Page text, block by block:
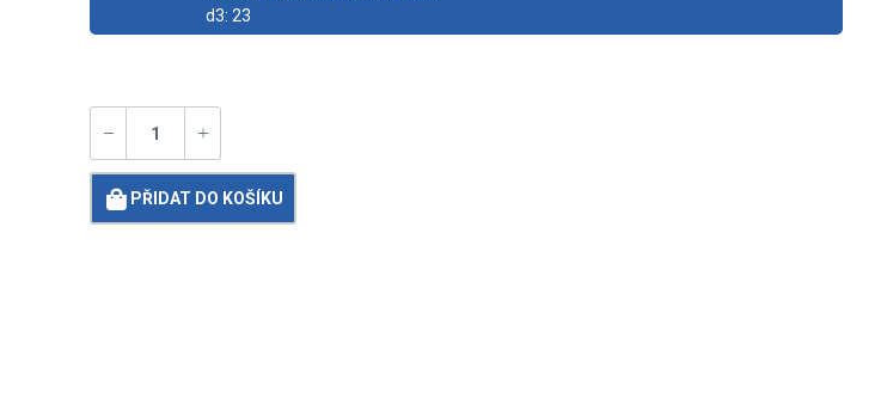
d3: 23
PŘIDAT DO KOŠÍKU